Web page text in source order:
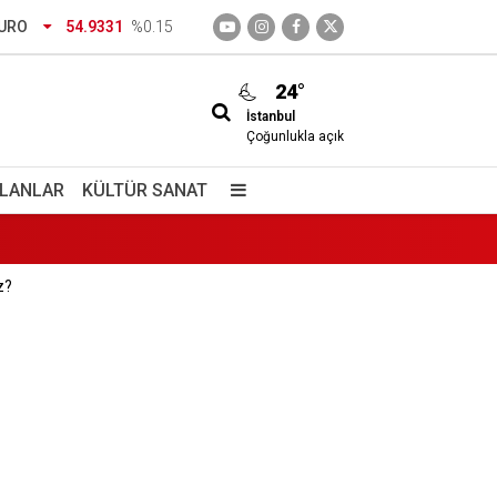
54.9331 %0.15
24°
İstanbul
Çoğunlukla açık
KÜLTÜR SANAT